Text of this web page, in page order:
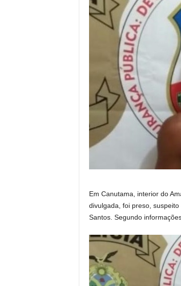
Em Canutama, interior do
divulgada, foi preso,
Santos. Segundo